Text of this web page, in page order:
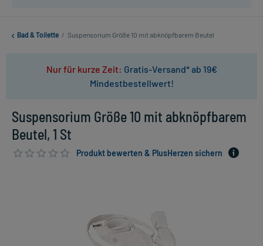
Bad & Toilette / Suspensorium Größe 10 mit abknöpfbarem Beutel
Nur für kurze Zeit: Gratis-Versand* ab 19€
Mindestbestellwert!
Suspensorium Größe 10 mit abknöpfbarem
Beutel, 1 St
Produkt bewerten & PlusHerzen sichern